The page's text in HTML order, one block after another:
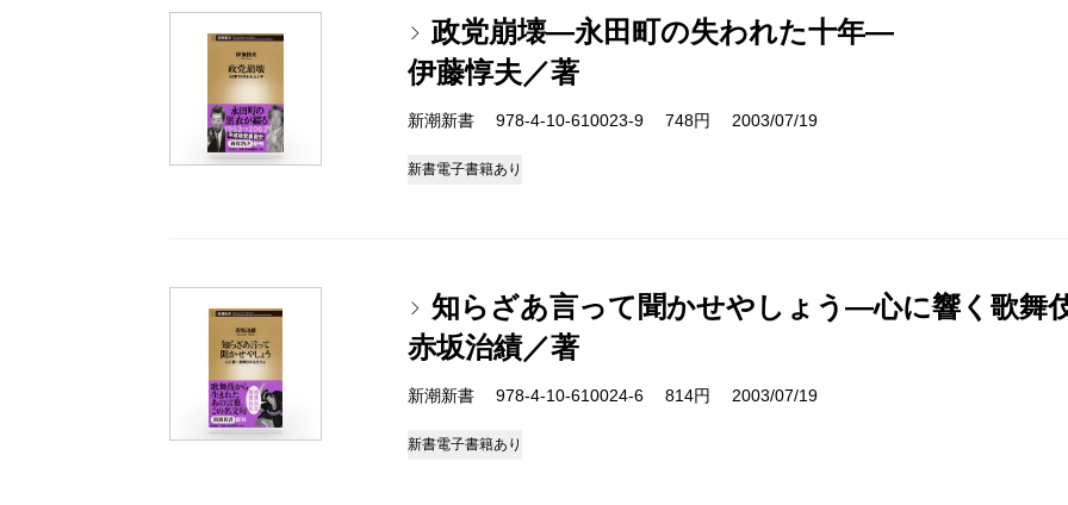
政党崩壊―永田町の失われた十年―
伊藤惇夫／著
新潮新書 978-4-10-610023-9 748円 2003/07/19
新書電子書籍あり
知らざあ言って聞かせやしょう―心に響く歌舞
赤坂治績／著
新潮新書 978-4-10-610024-6 814円 2003/07/19
新書電子書籍あり